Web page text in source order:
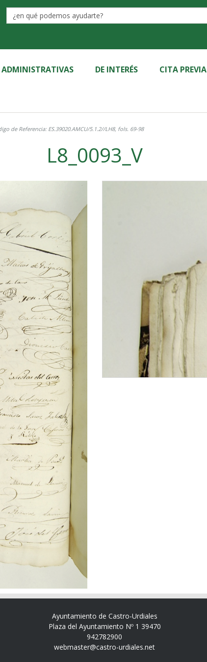
DE INTERÉS CITA PREVIA
de Referencia: ES.39020.AMCU/5.1.2//LH8, fols. 69-98
L8_0093_V
Ayuntamiento de Castro-Urdiales
Plaza del Ayuntamiento Nº 1 39470
942782900
webmaster@castro-urdiales.net